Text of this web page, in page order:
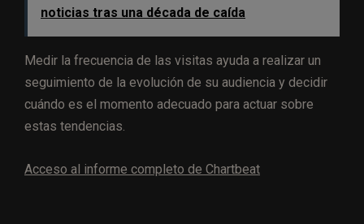
noticias tras una década de caída
Medir la frecuencia de las visitas ayuda a realizar un
seguimiento de la evolución de su audiencia y decidir
cuándo es el momento adecuado para actuar sobre
estas tendencias.
Acceso al informe completo de Chartbeat